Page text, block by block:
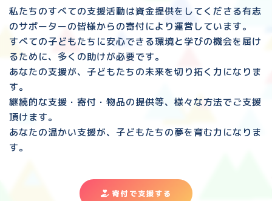
私たちのすべての支援活動は資金提供をしてくださる有志
のサポーターの皆様からの寄付により運営しています。
すべての子どもたちに安心できる環境と 学びの機会を届け
るために、多くの助けが必要です。
あなたの支援が、子どもたちの未来を切り拓く力になりま
す。
継続的な支援・寄付・物品の提供等、様々な方法でご支援
頂けます。
あなたの温かい支援が、子どもたちの夢を育む力になりま
す。
寄付で支援する